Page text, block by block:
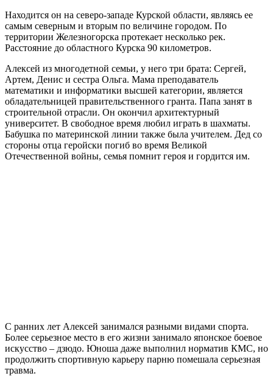
Находится он на северо-западе Курской области, являясь ее
самым северным и вторым по величине городом. По
территории Железногорска протекает несколько рек.
Расстояние до областного Курска 90 километров.
Алексей из многодетной семьи, у него три брата: Сергей,
Артем, Денис и сестра Ольга. Мама преподаватель
математики и информатики высшей категории, является
обладательницей правительственного гранта. Папа занят в
строительной отрасли. Он окончил архитектурный
университет. В свободное время любил играть в шахматы.
Бабушка по материнской линии также была учителем. Дед со
стороны отца геройски погиб во время Великой
Отечественной войны, семья помнит героя и гордится им.
С ранних лет Алексей занимался разными видами спорта.
Более серьезное место в его жизни занимало японское боевое
искусство ‒ дзюдо. Юноша даже выполнил норматив КМС, но
продолжить спортивную карьеру парню помешала серьезная
травма.